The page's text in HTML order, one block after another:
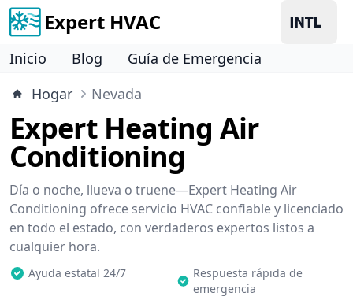
Expert HVAC
Inicio Blog
Guía de Emergencia
Hogar
Nevada
Expert Heating Air
Conditioning
Día o noche, llueva o truene—Expert Heating Air
Conditioning ofrece servicio HVAC confiable y licenciado
en todo el estado, con verdaderos expertos listos a
cualquier hora.
Ayuda estatal 24/7
Respuesta rápida de
emergencia